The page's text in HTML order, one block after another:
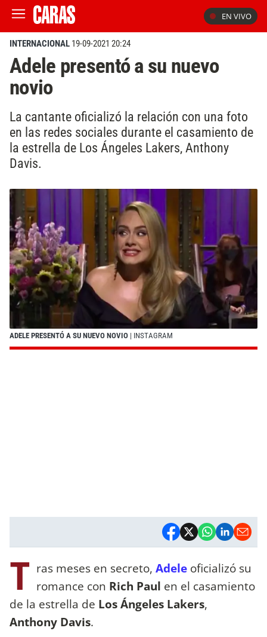
EN VIVO
INTERNACIONAL 19-09-2021 20:24
Adele presentó a su nuevo
novio
La cantante oficializó la relación con una foto
en las redes sociales durante el casamiento de
la estrella de Los Ángeles Lakers, Anthony
Davis.
ADELE PRESENTÓ A SU NUEVO NOVIO | INSTAGRAM
T ras meses en secreto, Adele oficializó su
romance con Rich Paul en el casamiento
de la estrella de Los Ángeles Lakers,
Anthony Davis.